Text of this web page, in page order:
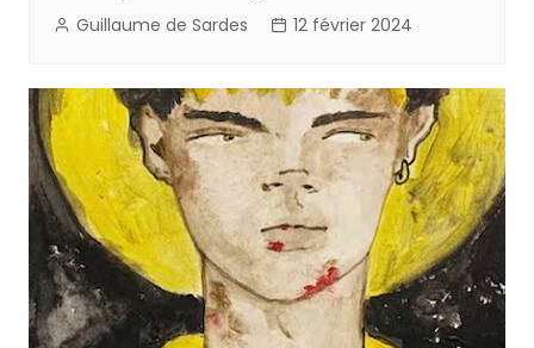
Guillaume de Sardes 12 février 2024